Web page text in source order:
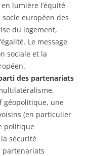
lumière l’équité
européen des
du logement,
Le message
sociale et la
des partenariats
géopolitique, une
(en particulier
politique
sécurité
partenariats